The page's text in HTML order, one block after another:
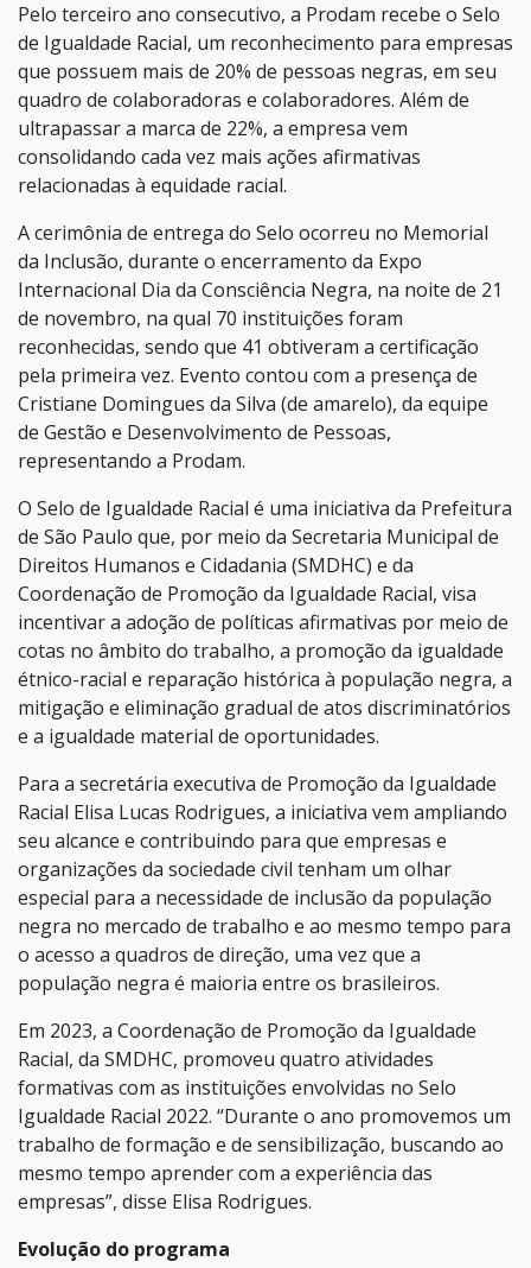
Pelo terceiro ano consecutivo, a Prodam recebe o Selo
de Igualdade Racial, um reconhecimento para empresas
que possuem mais de 20% de pessoas negras, em seu
quadro de colaboradoras e colaboradores. Além de
ultrapassar a marca de 22%, a empresa vem
consolidando cada vez mais ações afirmativas
relacionadas à equidade racial.
A cerimônia de entrega do Selo ocorreu no Memorial
da Inclusão, durante o encerramento da Expo
Internacional Dia da Consciência Negra, na noite de 21
de novembro, na qual 70 instituições foram
reconhecidas, sendo que 41 obtiveram a certificação
pela primeira vez. Evento contou com a presença de
Cristiane Domingues da Silva (de amarelo), da equipe
de Gestão e Desenvolvimento de Pessoas,
representando a Prodam.
O Selo de Igualdade Racial é uma iniciativa da Prefeitura
de São Paulo que, por meio da Secretaria Municipal de
Direitos Humanos e Cidadania (SMDHC) e da
Coordenação de Promoção da Igualdade Racial, visa
incentivar a adoção de políticas afirmativas por meio de
cotas no âmbito do trabalho, a promoção da igualdade
étnico-racial e reparação histórica à população negra, a
mitigação e eliminação gradual de atos discriminatórios
e a igualdade material de oportunidades.
Para a secretária executiva de Promoção da Igualdade
Racial Elisa Lucas Rodrigues, a iniciativa vem ampliando
seu alcance e contribuindo para que empresas e
organizações da sociedade civil tenham um olhar
especial para a necessidade de inclusão da população
negra no mercado de trabalho e ao mesmo tempo para
o acesso a quadros de direção, uma vez que a
população negra é maioria entre os brasileiros.
Em 2023, a Coordenação de Promoção da Igualdade
Racial, da SMDHC, promoveu quatro atividades
formativas com as instituições envolvidas no Selo
Igualdade Racial 2022. “Durante o ano promovemos um
trabalho de formação e de sensibilização, buscando ao
mesmo tempo aprender com a experiência das
empresas”, disse Elisa Rodrigues.
Evolução do programa